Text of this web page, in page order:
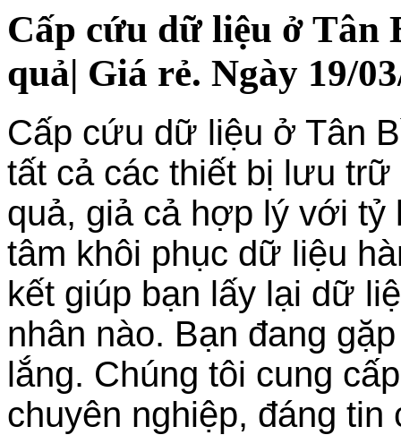
Cấp cứu dữ liệu ở Tân
quả| Giá rẻ. Ngày 19/
Cấp cứu dữ liệu ở Tân
tất cả các thiết bị lưu
quả, giả cả hợp lý với tỷ
tâm khôi phục dữ liệu
kết giúp bạn lấy lại dữ
nhân nào. Bạn đang
lắng. Chúng tôi cung
chuyên nghiệp, đáng tin